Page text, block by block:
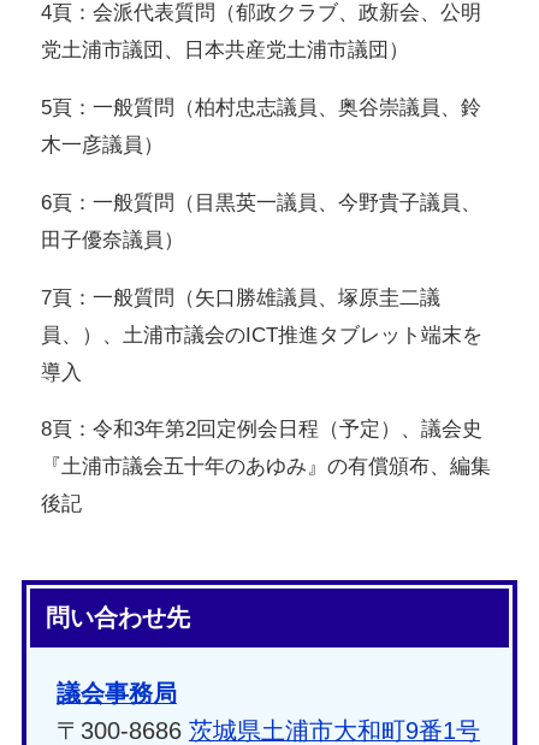
4頁：会派代表質問（郁政クラブ、政新会、公明
党土浦市議団、日本共産党土浦市議団）
5頁：一般質問（柏村忠志議員、奥谷崇議員、鈴
木一彦議員）
6頁：一般質問（目黒英一議員、今野貴子議員、
田子優奈議員）
7頁：一般質問（矢口勝雄議員、塚原圭二議
員、）、土浦市議会のICT推進タブレット端末を
導入
8頁：令和3年第2回定例会日程（予定）、議会史
『土浦市議会五十年のあゆみ』の有償頒布、編集
後記
問い合わせ先
議会事務局
〒300-8686 茨城県土浦市大和町9番1号